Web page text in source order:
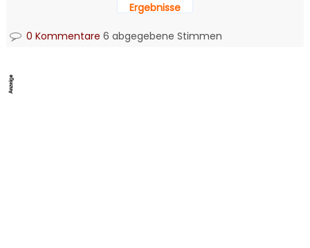
Ergebnisse
0 Kommentare 6 abgegebene Stimmen